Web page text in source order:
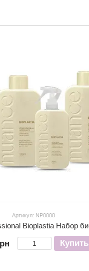
Артикул: NP0008
Купить